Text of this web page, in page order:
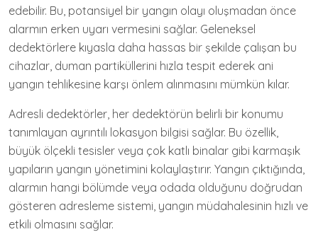
edebilir. Bu, potansiyel bir yangın olayı oluşmadan önce
alarmın erken uyarı vermesini sağlar. Geleneksel
dedektörlere kıyasla daha hassas bir şekilde çalışan bu
cihazlar, duman partiküllerini hızla tespit ederek ani
yangın tehlikesine karşı önlem alınmasını mümkün kılar.
Adresli dedektörler, her dedektörün belirli bir konumu
tanımlayan ayrıntılı lokasyon bilgisi sağlar. Bu özellik,
büyük ölçekli tesisler veya çok katlı binalar gibi karmaşık
yapıların yangın yönetimini kolaylaştırır. Yangın çıktığında,
alarmın hangi bölümde veya odada olduğunu doğrudan
gösteren adresleme sistemi, yangın müdahalesinin hızlı ve
etkili olmasını sağlar.